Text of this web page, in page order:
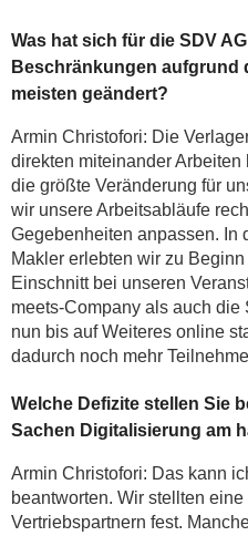
Was hat sich für die SDV
Beschränkungen aufgrund
meisten geändert?
Armin Christofori: Die
direkten miteinander
die größte Veränderung für
wir unsere Arbeitsabläufe
Gegebenheiten anpassen. In
Makler erlebten wir zu
Einschnitt bei unseren
meets-Company als auch
nun bis auf Weiteres online
dadurch noch mehr
Welche Defizite stellen Sie
Sachen Digitalisierung am
Armin Christofori: Das kann
beantworten. Wir stellten
Vertriebspartnern fest.